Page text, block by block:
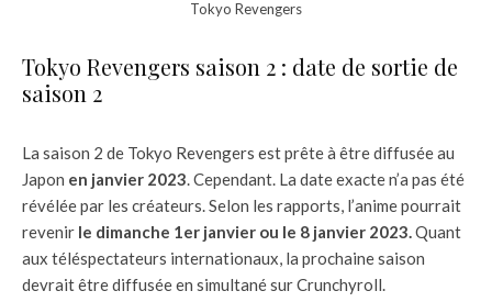
Tokyo Revengers
Tokyo Revengers saison 2 : date de sortie de
saison 2
La saison 2 de Tokyo Revengers est prête à être diffusée au
Japon en janvier 2023. Cependant. La date exacte n’a pas été
révélée par les créateurs. Selon les rapports, l’anime pourrait
revenir le dimanche 1er janvier ou le 8 janvier 2023.Quant
aux téléspectateurs internationaux, la prochaine saison
devrait être diffusée en simultané sur Crunchyroll.